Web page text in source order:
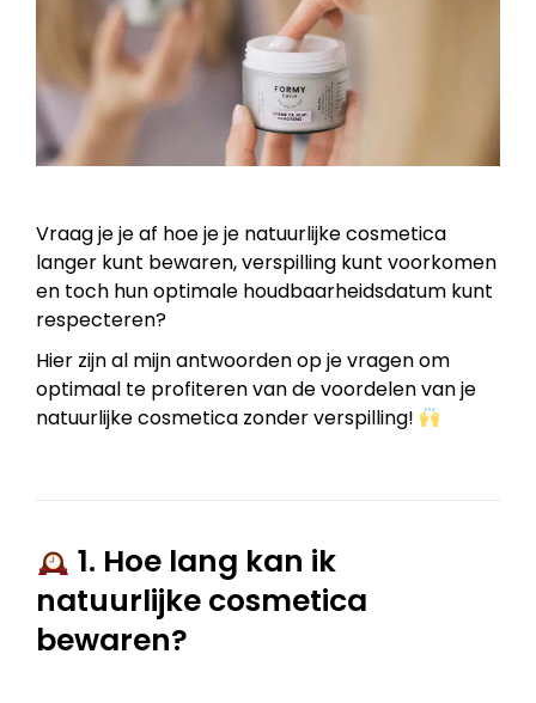
Vraag je je af hoe je je natuurlijke cosmetica
langer kunt bewaren, verspilling kunt voorkomen
en toch hun optimale houdbaarheidsdatum kunt
respecteren?
Hier zijn al mijn antwoorden op je vragen om
optimaal te profiteren van de voordelen van je
natuurlijke cosmetica zonder verspilling!
1. Hoe lang kan ik
natuurlijke cosmetica
bewaren?